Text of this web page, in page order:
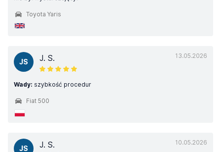
Toyota Yaris
13.05.2026
JS J. S.
Wady: szybkość procedur
Fiat 500
10.05.2026
JS J. S.